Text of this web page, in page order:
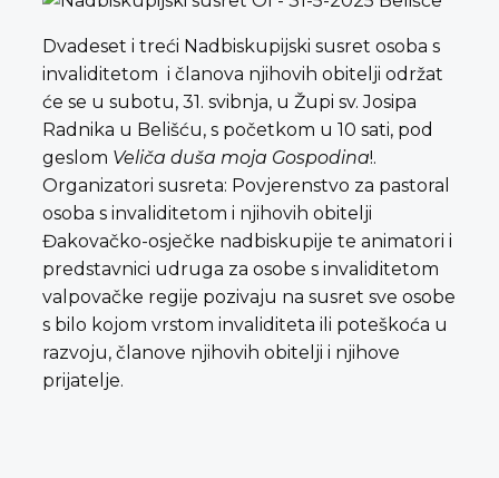
Dvadeset i treći Nadbiskupijski susret osoba s
invaliditetom i članova njihovih obitelji održat
će se u subotu, 31. svibnja, u Župi sv. Josipa
Radnika u Belišću, s početkom u 10 sati, pod
geslom Veliča duša moja Gospodina!.
Organizatori susreta: Povjerenstvo za pastoral
osoba s invaliditetom i njihovih obitelji
Đakovačko-osječke nadbiskupije te animatori i
predstavnici udruga za osobe s invaliditetom
valpovačke regije pozivaju na susret sve osobe
s bilo kojom vrstom invaliditeta ili poteškoća u
razvoju, članove njihovih obitelji i njihove
prijatelje.